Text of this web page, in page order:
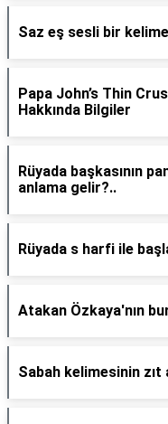
Saz eş sesli bir
Papa John’s Thin
Hakkında Bilgiler
Rüyada başkasının
anlama gelir?..
Rüyada s harfi ile
Atakan Özkaya'nın
Sabah kelimesinin zıt